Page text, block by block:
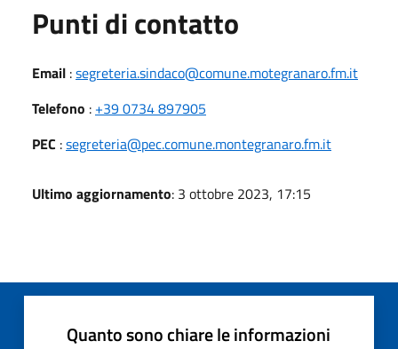
Punti di contatto
Email :segreteria.sindaco@comune.motegranaro.fm.it
Telefono : +39 0734 897905
PEC :segreteria@pec.comune.montegranaro.fm.it
Ultimo aggiornamento: 3 ottobre 2023, 17:15
Quanto sono chiare le informazioni